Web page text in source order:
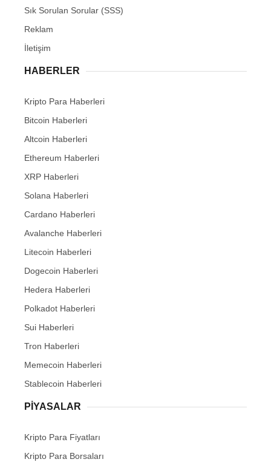
Sık Sorulan Sorular (SSS)
Reklam
İletişim
HABERLER
Kripto Para Haberleri
Bitcoin Haberleri
Altcoin Haberleri
Ethereum Haberleri
XRP Haberleri
Solana Haberleri
Cardano Haberleri
Avalanche Haberleri
Litecoin Haberleri
Dogecoin Haberleri
Hedera Haberleri
Polkadot Haberleri
Sui Haberleri
Tron Haberleri
Memecoin Haberleri
Stablecoin Haberleri
PIYASALAR
Kripto Para Fiyatları
Kripto Para Borsaları